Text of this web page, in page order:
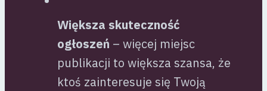
Większa skuteczność
ogłoszeń – więcej miejsc
publikacji to większa szansa, że
ktoś zainteresuje się Twoją